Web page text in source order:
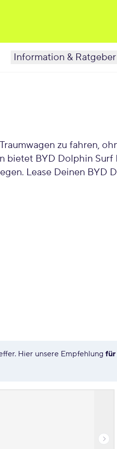
Information & Ratgeber
zu fahren,
BYD Dolphin Surf
Lease Deinen BYD
Hier unsere Empfehlung für